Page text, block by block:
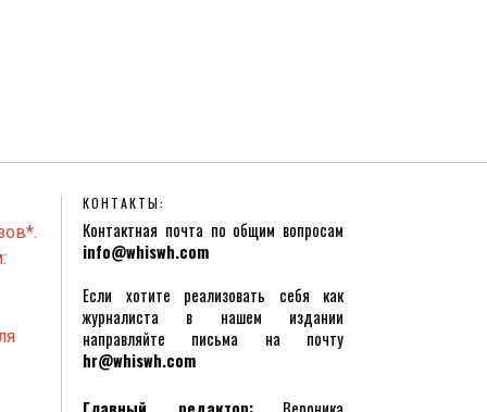
КОНТАКТЫ:
Контактная почта по общим вопросам
info@whiswh.com
Если хотите реализовать себя как
журналиста в нашем издании
направляйте письма на почту
hr@whiswh.com